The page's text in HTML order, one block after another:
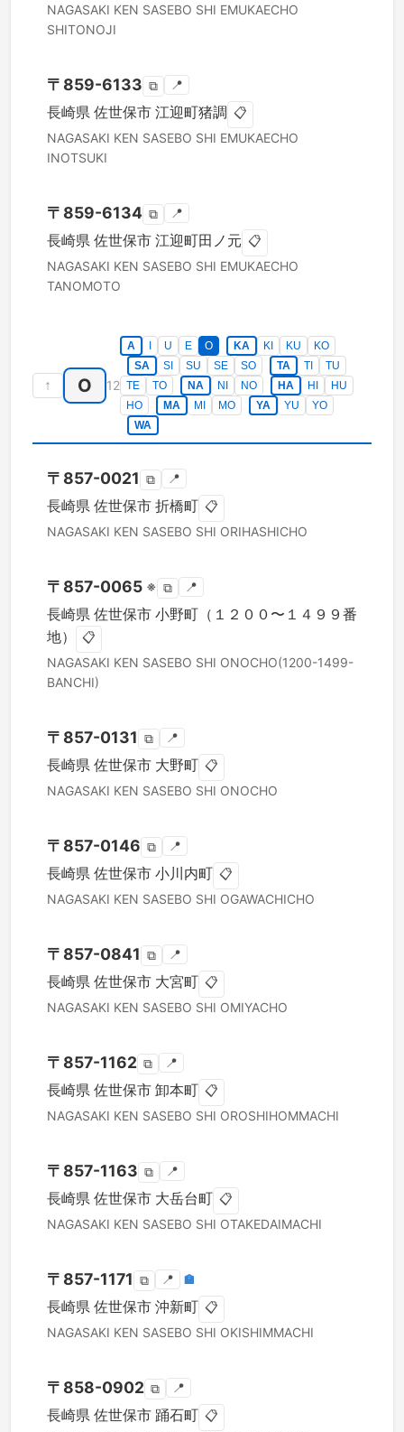
NAGASAKI KEN SASEBO SHI EMUKAECHO
SHITONOJI
〒 859-6133 ⧉ 📍
長崎県 佐世保市 江迎町猪調 📋
NAGASAKI KEN SASEBO SHI EMUKAECHO
INOTSUKI
〒 859-6134 ⧉ 📍
長崎県 佐世保市 江迎町田ノ元 📋
NAGASAKI KEN SASEBO SHI EMUKAECHO
TANOMOTO
↑ O 12
A U E O KA KI KU
KO
SA
SI SU SE SO TA TI
TU
TE
TO NA NI NO HA HI
HU
HO
MA MI MO YA YU
YO
WA
〒 857-0021 ⧉ 📍
長崎県 佐世保市 折橋町 📋
NAGASAKI KEN SASEBO SHI ORIHASHICHO
〒 857-0065 ※ ⧉ 📍
長崎県 佐世保市 小野町（１２００〜１４９９番
地）
📋
NAGASAKI KEN SASEBO SHI ONOCHO(1200-1499-
BANCHI)
〒 857-0131 ⧉ 📍
長崎県 佐世保市 大野町 📋
NAGASAKI KEN SASEBO SHI ONOCHO
〒 857-0146 ⧉ 📍
長崎県 佐世保市 小川内町 📋
NAGASAKI KEN SASEBO SHI OGAWACHICHO
〒 857-0841 ⧉ 📍
長崎県 佐世保市 大宮町 📋
NAGASAKI KEN SASEBO SHI OMIYACHO
〒 857-1162 ⧉ 📍
長崎県 佐世保市 卸本町 📋
NAGASAKI KEN SASEBO SHI OROSHIHOMMACHI
〒 857-1163 ⧉ 📍
長崎県 佐世保市 大岳台町 📋
NAGASAKI KEN SASEBO SHI OTAKEDAIMACHI
〒 857-1171 ⧉ 📍 🏣
長崎県 佐世保市 沖新町 📋
NAGASAKI KEN SASEBO SHI OKISHIMMACHI
〒 858-0902 ⧉ 📍
長崎県 佐世保市 踊石町 📋